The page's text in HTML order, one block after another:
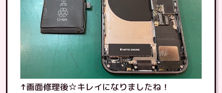
↑画面修理後☆キレイになりましたね！